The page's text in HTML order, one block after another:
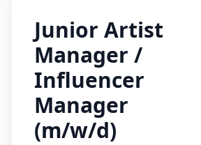
Junior Artist
Manager /
Influencer
Manager
(m/w/d)